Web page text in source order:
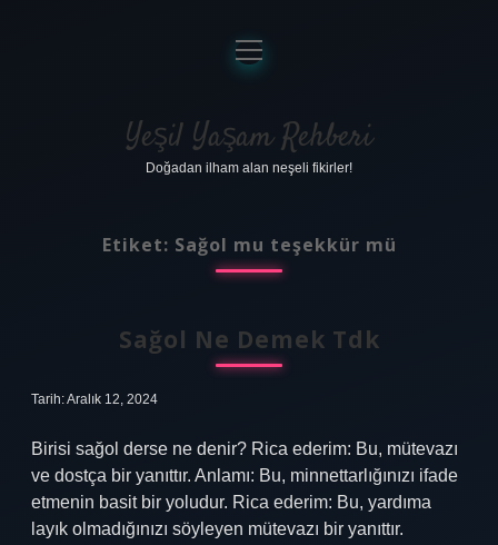
Anasayfa
Gizlilik Politikası
Yasal Uyarı
menüyü
aç
Yeşil Yaşam Rehberi
Doğadan ilham alan neşeli fikirler!
Etiket: Sağol mu teşekkür mü
Sağol Ne Demek Tdk
Tarih: Aralık 12, 2024
Birisi sağol derse ne denir? Rica ederim: Bu, mütevazı
ve dostça bir yanıttır. Anlamı: Bu, minnettarlığınızı ifade
etmenin basit bir yoludur. Rica ederim: Bu, yardıma
layık olmadığınızı söyleyen mütevazı bir yanıttır.